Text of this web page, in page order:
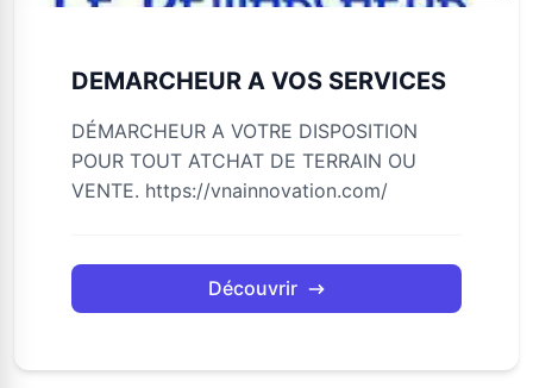
DEMARCHEUR A VOS SERVICES
DÉMARCHEUR A VOTRE DISPOSITION
POUR TOUT ATCHAT DE TERRAIN OU
VENTE. https://vnainnovation.com/
Découvrir